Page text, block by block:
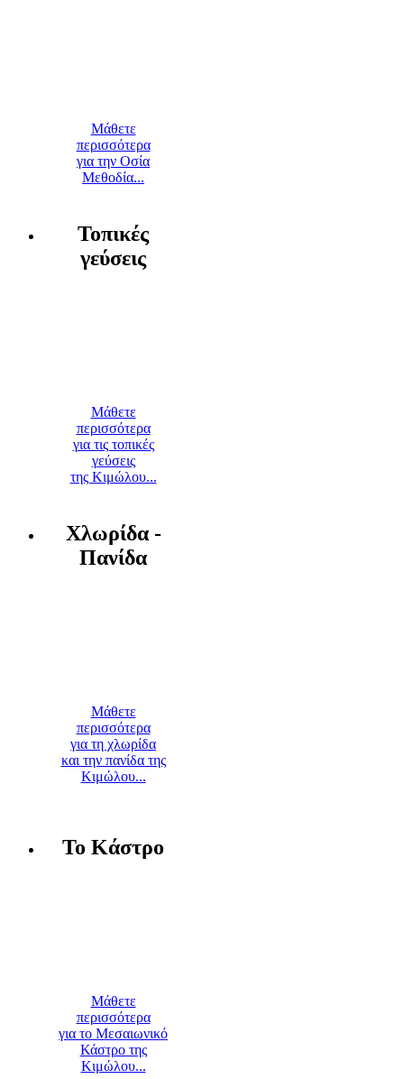
Μάθετε
περισσότερα
για την Οσία
Μεθοδία...
Τοπικές
γεύσεις
Μάθετε
περισσότερα
για τις τοπικές
γεύσεις
της Κιμώλου...
Χλωρίδα -
Πανίδα
Μάθετε
περισσότερα
για τη χλωρίδα
και την πανίδα της
Κιμώλου...
Το Κάστρο
Μάθετε
περισσότερα
για το Μεσαιωνικό
Κάστρο της
Κιμώλου...